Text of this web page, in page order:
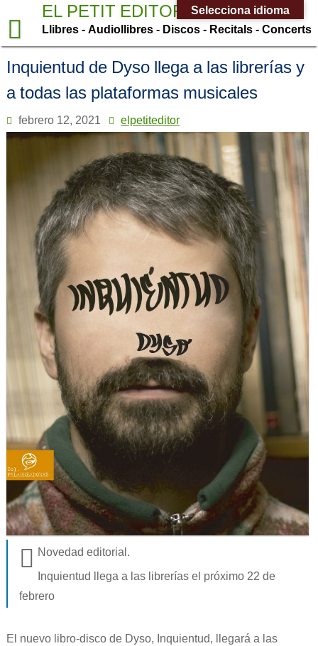
contenido
EL PETIT EDITOR
Llibres - Audiollibres - Discos - Recitals - Concerts
Inquientud de Dyso llega a las librerías y
a todas las plataformas musicales
febrero 12, 2021 elpetiteditor
Novedad editorial.
Inquientud llega a las librerías el próximo 22 de
febrero
El nuevo libro-disco de Dyso, Inquientud, llegará a las
Selecciona idioma